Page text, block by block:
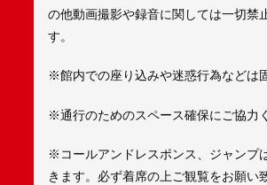
の他動画撮影や録音に関しては一切禁
す。
※館内での座り込みや迷惑行為などは
※通行のためのスペース確保にご協力
※コールアンドレスポンス、ジャンプ
きます。必ず着席の上ご観覧をお願い